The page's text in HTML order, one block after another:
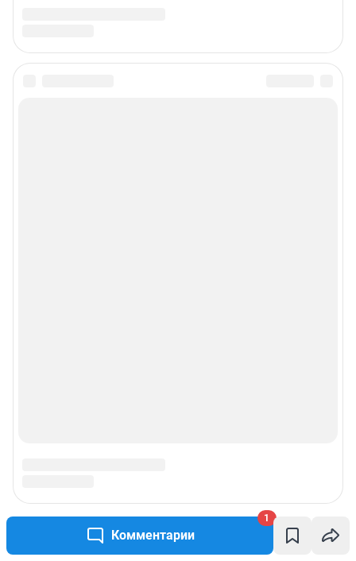
Комментарии
1